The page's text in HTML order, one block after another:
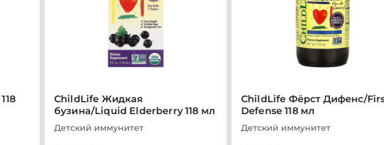
ChildLife Жидкая
бузина/Liquid Elderberry 118 мл
Детский иммунитет
ChildLife Фёрст Дифенс/
Defense 118 мл
Детский иммунитет